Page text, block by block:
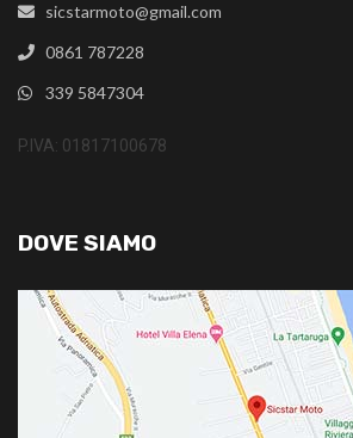
sicstarmoto@gmail.com
0861 787228
339 5847304
P.IVA: 01817100678
DOVE SIAMO